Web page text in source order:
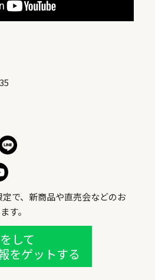
で、新商品や直売会などのお
す。
して
をゲットする